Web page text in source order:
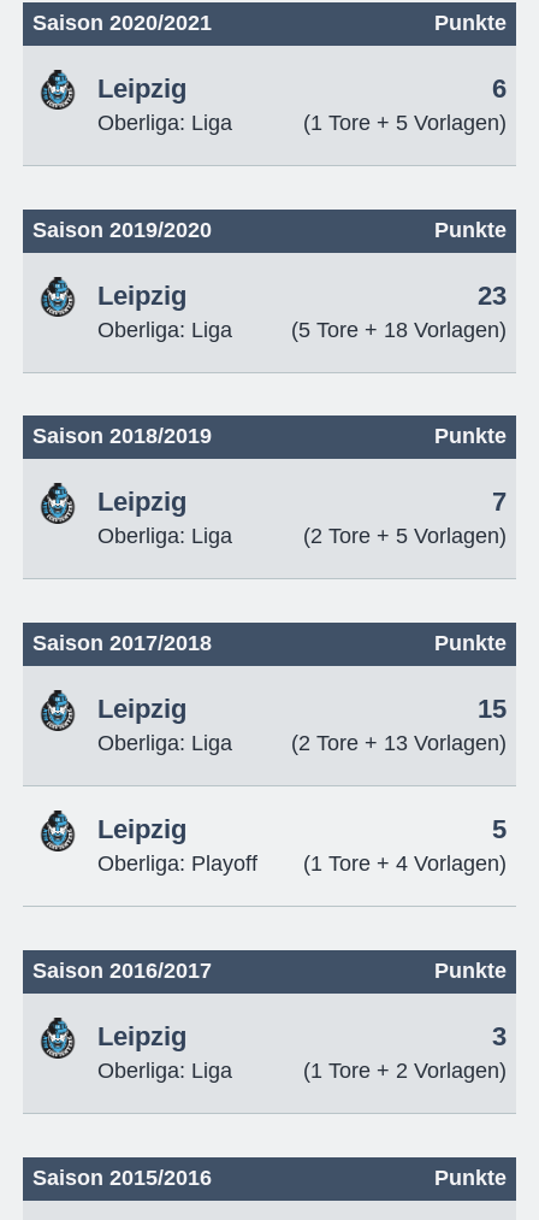
Saison 2020/2021 Punkte
Leipzig
Oberliga: Liga
6
(1 Tore + 5 Vorlagen)
Saison 2019/2020 Punkte
Leipzig
Oberliga: Liga
23
(5 Tore + 18 Vorlagen)
Saison 2018/2019 Punkte
Leipzig
Oberliga: Liga
7
(2 Tore + 5 Vorlagen)
Saison 2017/2018 Punkte
Leipzig
Oberliga: Liga
15
(2 Tore + 13 Vorlagen)
Leipzig
Oberliga: Playoff
5
(1 Tore + 4 Vorlagen)
Saison 2016/2017 Punkte
Leipzig
Oberliga: Liga
3
(1 Tore + 2 Vorlagen)
Saison 2015/2016 Punkte